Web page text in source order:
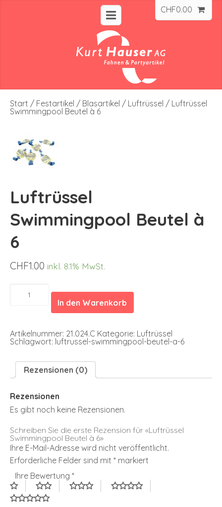
CHF0.00
Start / Festartikel / Blasartikel / Luftrüssel / Luftrüssel
Swimmingpool Beutel à 6
Luftrüssel
Swimmingpool Beutel à
6
CHF1.00 inkl. 8.1% MwSt.
Luftrüssel
Swimmingpool
Beutel
In den Warenkorb
Artikelnummer: 21.024.C Kategorie: Luftrüssel
Schlagwort: luftrussel-swimmingpool-beutel-a-6
Rezensionen (0)
Rezensionen
Es gibt noch keine Rezensionen.
Schreiben Sie die erste Rezension für «Luftrüssel
Swimmingpool Beutel à 6»
Ihre E-Mail-Adresse wird nicht veröffentlicht.
Erforderliche Felder sind mit * markiert
Ihre Bewertung *